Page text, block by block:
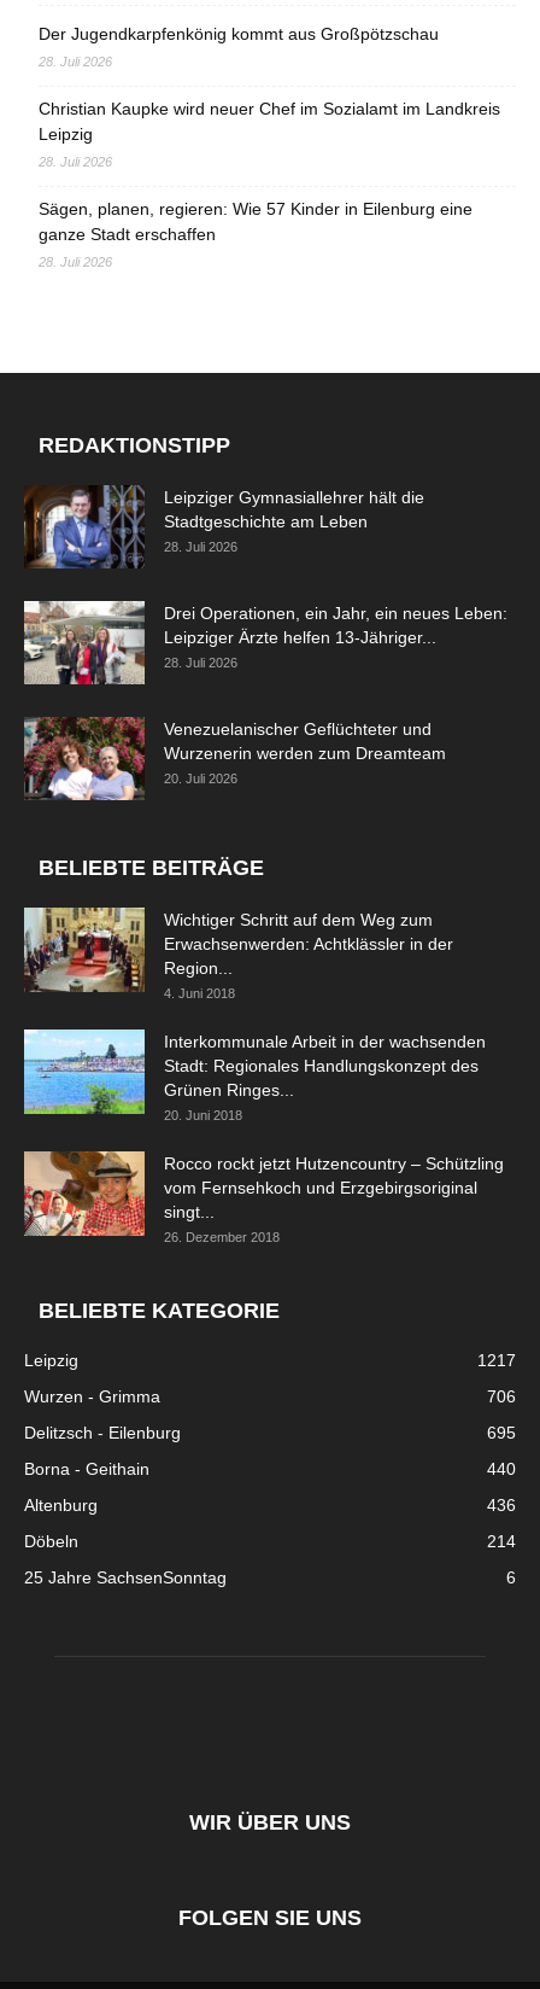
Der Jugendkarpfenkönig kommt aus Großpötzschau
28. Juli 2026
Christian Kaupke wird neuer Chef im Sozialamt im Landkreis
Leipzig
28. Juli 2026
Sägen, planen, regieren: Wie 57 Kinder in Eilenburg eine
ganze Stadt erschaffen
28. Juli 2026
REDAKTIONSTIPP
Leipziger Gymnasiallehrer hält die
Stadtgeschichte am Leben
28. Juli 2026
Drei Operationen, ein Jahr, ein neues Leben:
Leipziger Ärzte helfen 13-Jähriger...
28. Juli 2026
Venezuelanischer Geflüchteter und
Wurzenerin werden zum Dreamteam
20. Juli 2026
BELIEBTE BEITRÄGE
Wichtiger Schritt auf dem Weg zum
Erwachsenwerden: Achtklässler in der
Region...
4. Juni 2018
Interkommunale Arbeit in der wachsenden
Stadt: Regionales Handlungskonzept des
Grünen Ringes...
20. Juni 2018
Rocco rockt jetzt Hutzencountry – Schützling
vom Fernsehkoch und Erzgebirgsoriginal
singt...
26. Dezember 2018
BELIEBTE KATEGORIE
Leipzig
1217
Wurzen - Grimma
706
Delitzsch - Eilenburg
695
Borna - Geithain
440
Altenburg
436
Döbeln
214
25 Jahre SachsenSonntag
6
WIR ÜBER UNS
FOLGEN SIE UNS